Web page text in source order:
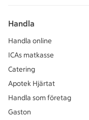
Handla
Handla online
ICAs matkasse
Catering
Apotek Hjärtat
Handla som företag
Gaston